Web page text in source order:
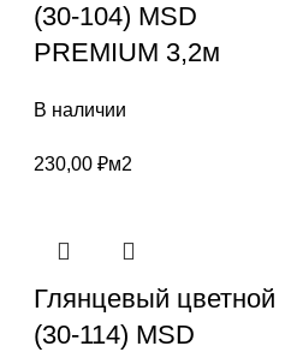
(30-104) MSD
PREMIUM 3,2м
В наличии
230,00 ₽м2
Глянцевый цветной
(30-114) MSD